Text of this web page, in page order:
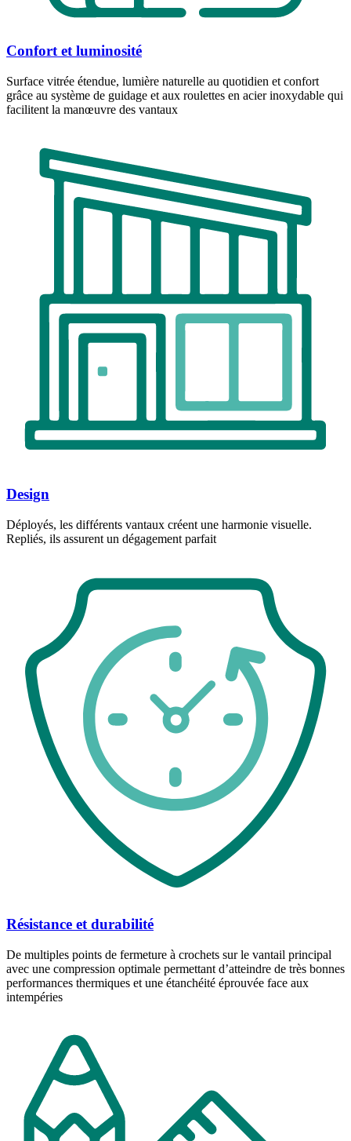
Confort et luminosité
Surface vitrée étendue, lumière naturelle au quotidien et confort
grâce au système de guidage et aux roulettes en acier inoxydable qui
facilitent la manœuvre des vantaux
Design
Déployés, les différents vantaux créent une harmonie visuelle.
Repliés, ils assurent un dégagement parfait
Résistance et durabilité
De multiples points de fermeture à crochets sur le vantail principal
avec une compression optimale permettant d’atteindre de très bonnes
performances thermiques et une étanchéité éprouvée face aux
intempéries